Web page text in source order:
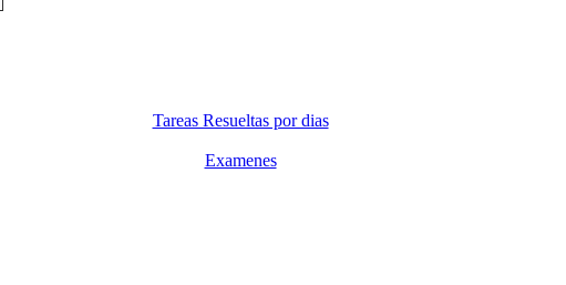
Tareas Resueltas por dias
Examenes